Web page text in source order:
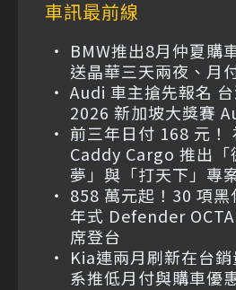
車訊最前線
BMW推出8月仲夏
送晶華三天兩夜、月
Audi 車主搶先報名
2026 新加坡大獎賽
前三年日付 168 元！
Caddy Cargo 推出「
夢」與「打天下」專
858 萬元起！30 項
年式 Defender
席登台
Kia連兩月刷新在台
系推低月付與購車優